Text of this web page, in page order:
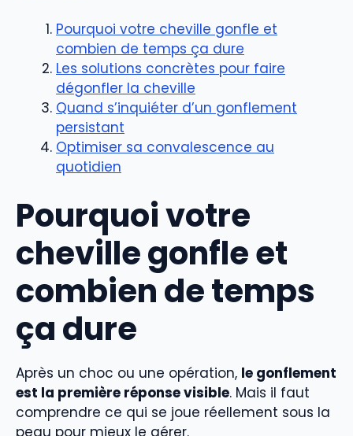
Pourquoi votre cheville gonfle et
combien de temps ça dure
Les solutions concrètes pour faire
dégonfler la cheville
Quand s’inquiéter d’un gonflement
persistant
Optimiser sa convalescence au
quotidien
Pourquoi votre
cheville gonfle et
combien de temps
ça dure
Après un choc ou une opération, le gonflement
est la première réponse visible. Mais il faut
comprendre ce qui se joue réellement sous la